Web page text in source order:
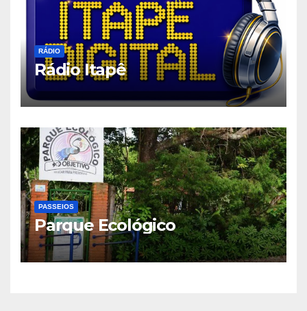
RÁDIO
Rádio Itapê
PASSEIOS
Parque Ecológico